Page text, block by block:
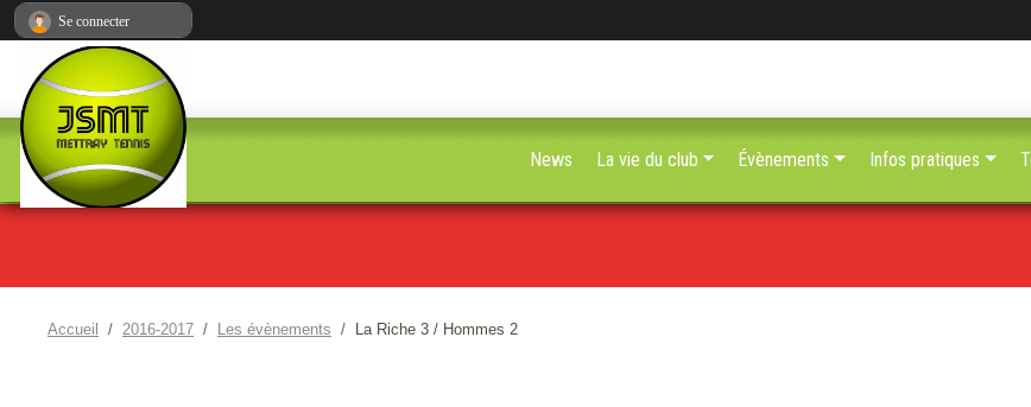
Accueil 2016-2017 Les évènements La Riche 3 / Hommes 2
News La vie du club Évènements Infos pratiques
Se connecter
Panneau de gestion des cookies